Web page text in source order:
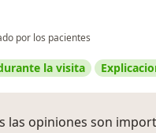
por los pacientes
la visita
las opiniones son